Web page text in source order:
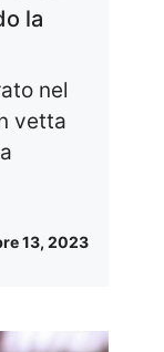
la
nel
vetta
13, 2023